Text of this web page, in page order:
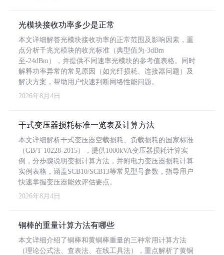
光模块接收功率多少是正常
本文详细解答光模块接收功率的正常范围及影响因素，重
点分析千兆光模块的收光标准（典型值为-3dBm
至-24dBm），并提供不同速率光模块的参考值表格。同时
解释功率异常的常见原因（如光纤损耗、连接器问题）及
解决方案，帮助用户快速判断网络性能问题。
2026年8月4日
干式变压器损耗标准一览表及计算方法
本文详细解析干式变压器空载损耗、负载损耗的国家标准
（GB/T 10228-2015），提供1000kVA变压器损耗计算实
例，分步骤说明变损计算方法，并附电力变压器损耗计算
实例表格，涵盖SCB10/SCB13等常见型号参数，指导用户
快速掌握变压器能效评估要点。
2026年8月4日
铜棒的重量计算方法有哪些
本文详细介绍了铜棒和黄铜棒重量的三种常用计算方法
（理论公式法、查表法、在线工具法），重点解析了黄铜